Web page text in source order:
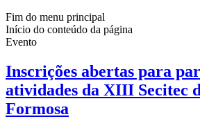
Fim do menu principal
Início do conteúdo da página
Evento
Inscrições abertas para
atividades da XIII Secitec
Formosa